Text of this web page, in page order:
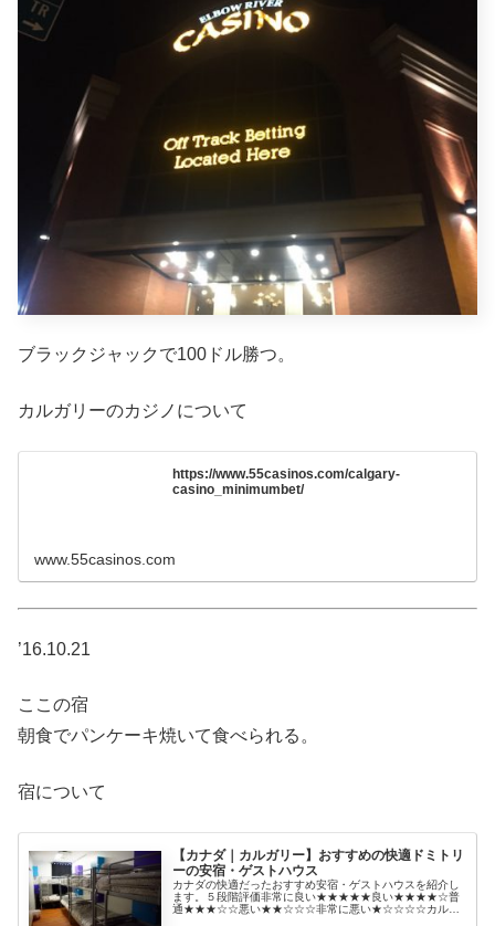
ブラックジャックで100ドル勝つ。
カルガリーのカジノについて
https://www.55casinos.com/calgary-
casino_minimumbet/
www.55casinos.com
’16.10.21
ここの宿
朝食でパンケーキ焼いて食べられる。
宿について
【カナダ｜カルガリー】おすすめの快適ドミトリ
ーの安宿・ゲストハウス
カナダの快適だったおすすめ安宿・ゲストハウスを紹介し
ます。５段階評価非常に良い★★★★★良い★★★★☆普
通★★★☆☆悪い★★☆☆☆非常に悪い★☆☆☆☆カルガ